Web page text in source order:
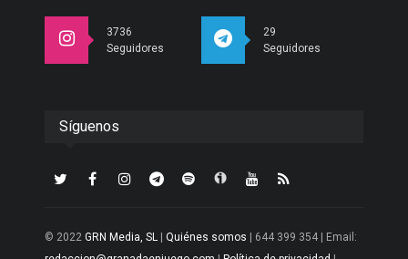
3736
Seguidores
29
Seguidores
Síguenos
© 2022 GRN Media, SL Quiénes somos | 644 399 354 | Email: